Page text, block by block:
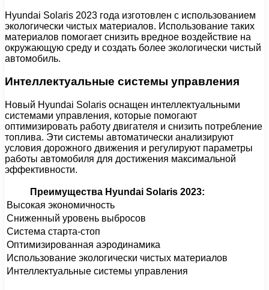
Hyundai Solaris 2023 года изготовлен с использованием
экологически чистых материалов. Использование таких
материалов помогает снизить вредное воздействие на
окружающую среду и создать более экологически чистый
автомобиль.
Интеллектуальные системы управления
Новый Hyundai Solaris оснащен интеллектуальными
системами управления, которые помогают
оптимизировать работу двигателя и снизить потребление
топлива. Эти системы автоматически анализируют
условия дорожного движения и регулируют параметры
работы автомобиля для достижения максимальной
эффективности.
Преимущества Hyundai Solaris 2023:
Высокая экономичность
Сниженный уровень выбросов
Система старта-стоп
Оптимизированная аэродинамика
Использование экологически чистых материалов
Интеллектуальные системы управления